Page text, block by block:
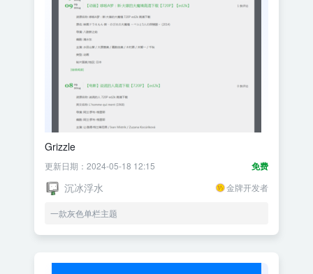
Grizzle
免费
更新日期：2024-05-18 12:15
沉冰浮水 金牌开发者
一款灰色单栏主题